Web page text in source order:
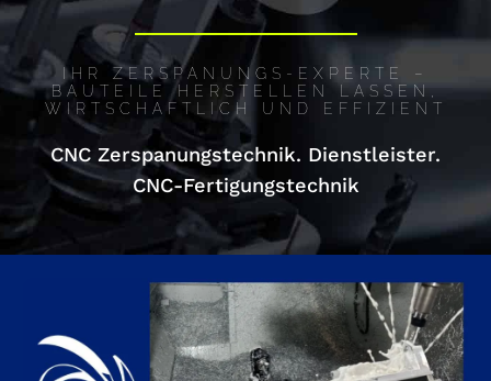
IHR ZERSPANUNGS-EXPERTE –
BAUTEILE HERSTELLEN LASSEN,
WIRTSCHAFTLICH UND EFFIZIENT
CNC Zerspanungstechnik. Dienstleister.
CNC-Fertigungstechnik